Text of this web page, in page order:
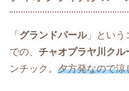
「 グランドパール」という
での、 チャオプラヤ川クル
ンチック。 夕方発なので涼